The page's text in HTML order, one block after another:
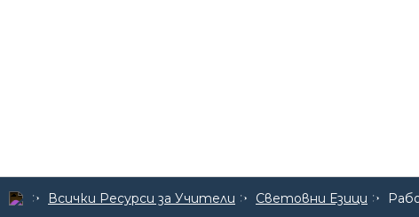
Всички Ресурси за Учители Световни Езици